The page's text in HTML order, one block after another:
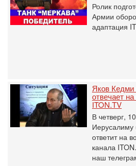
Ролик
Армии
адаптация
Яков
отвечает
ITON.TV
В четверг,
Иерусалиму
ответит на
канала
наш